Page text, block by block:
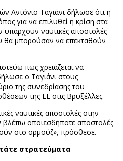
Αντόνιο Ταγιάνι δήλωσε ότι η
για να επιλυθεί η κρίση στα
υπάρχουν ναυτικές αποστολές
θα μπορούσαν να επεκταθούν
πως χρειάζεται να
ο Ταγιάνι στους
της συνεδρίασης του
της ΕΕ στις Βρυξέλλες.
ναυτικές αποστολές στην
οποιεσδήποτε αποστολές
στο ορμούζ», πρόσθεσε.
στρατεύματα